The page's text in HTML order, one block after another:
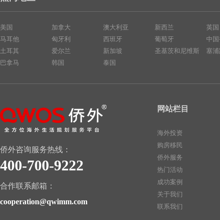
美国
马耳他
土耳其
巴拿马
加拿大
匈牙利
爱尔兰
韩国
澳大利亚
西班牙
新加坡
泰国
新西兰
葡萄牙
圣基茨和尼维斯
英国
中
塞
侨外咨询服务热线：
400-700-9222
合作联系邮箱：
cooperation@qwimm.com
网站栏目
海外投资
购房移民
侨外服务
热门活动
成功案例
关于我们
联系我们